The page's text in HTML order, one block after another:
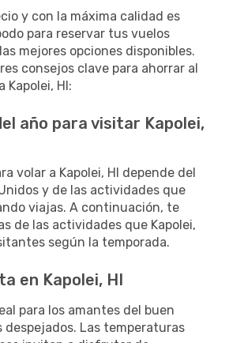
y con la máxima calidad es
para reservar tus vuelos
mejores opciones disponibles.
consejos clave para ahorrar al
Kapolei, HI:
año para visitar Kapolei,
volar a Kapolei, HI depende del
y de las actividades que
viajas. A continuación, te
de las actividades que Kapolei,
según la temporada.
en Kapolei, HI
para los amantes del buen
despejados. Las temperaturas